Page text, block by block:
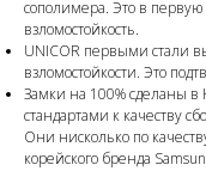
сополимера. Это в
взломостойкость.
UNICOR первыми стали
взломостойкости. Это
Замки на 100% сделаны
стандартами к качеству
Они нисколько по
корейского бренда